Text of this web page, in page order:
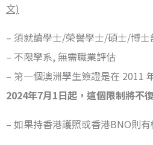
文)
– 須就讀學士/榮譽學士/碩士/博士
– 不限學系, 無需職業評估
– 第一個澳洲學生簽證是在 2011
2024年7月1日起，這個限制將不
– 如果持香港護照或香港BNO則